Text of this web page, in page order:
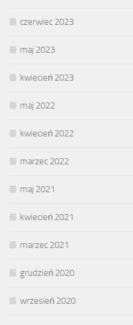
czerwiec 2023
maj 2023
kwiecień 2023
maj 2022
kwiecień 2022
marzec 2022
maj 2021
kwiecień 2021
marzec 2021
grudzień 2020
wrzesień 2020